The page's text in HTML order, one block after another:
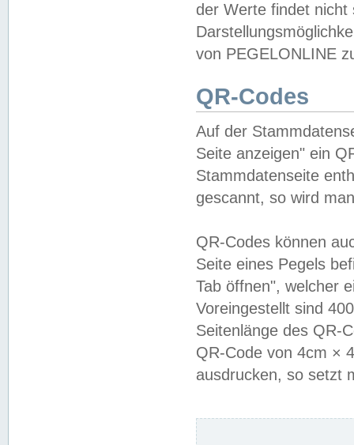
der Werte findet
von PEGELONLINE
QR-Codes
Auf der
Seite anzeigen" ein
Stammdatenseite
gescannt, so wird
QR-Codes können
Seite eines Pegels
Tab öffnen", welcher
Voreingestellt sind
Seitenlänge des QR-
QR-Code von 4cm ×
ausdrucken, so setzt